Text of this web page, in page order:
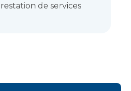
de services